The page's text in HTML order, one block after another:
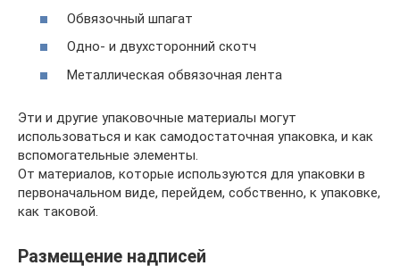
Обвязочный шпагат
Одно- и двухсторонний скотч
Металлическая обвязочная лента
Эти и другие упаковочные материалы могут
использоваться и как самодостаточная упаковка, и как
вспомогательные элементы.
От материалов, которые используются для упаковки в
первоначальном виде, перейдем, собственно, к упаковке,
как таковой.
Размещение надписей